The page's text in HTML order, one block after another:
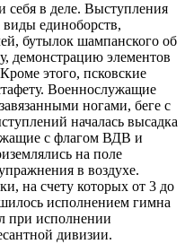
себя в деле. Выступления
единоборств,
бутылок шампанского об
демонстрацию элементов
этого, псковские
Военнослужащие
ногами, беге с
началась высадка
с флагом ВДВ и
на поле
в воздухе.
на счету которых от 3 до
исполнением гимна
при исполнении
дивизии.